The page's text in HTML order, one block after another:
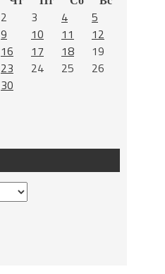
2 3 4
5
9 10 11
12
16 17 18
19
23 24 25
26
30